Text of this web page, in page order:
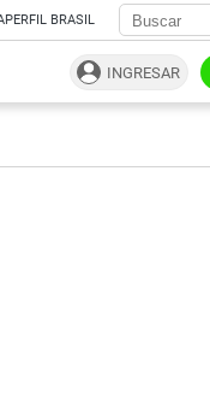
PERFIL BRASIL
INGRESAR